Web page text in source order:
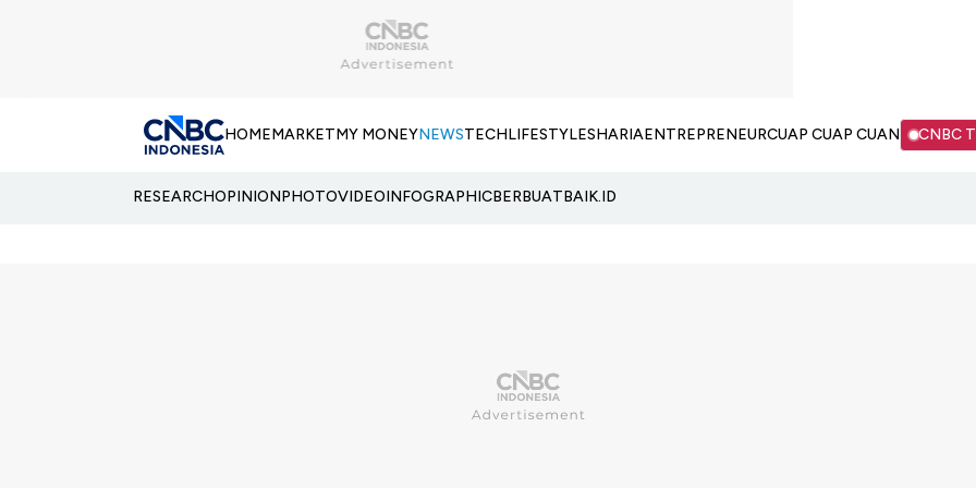
HOMEMARKETMY MONEYNEWSTECHLIFESTYLESHARIAENTREPRENEURCUAP CUAP CUAN CNBC
RESEARCHOPINIONPHOTOVIDEOINFOGRAPHICBERBUATBAIK.ID